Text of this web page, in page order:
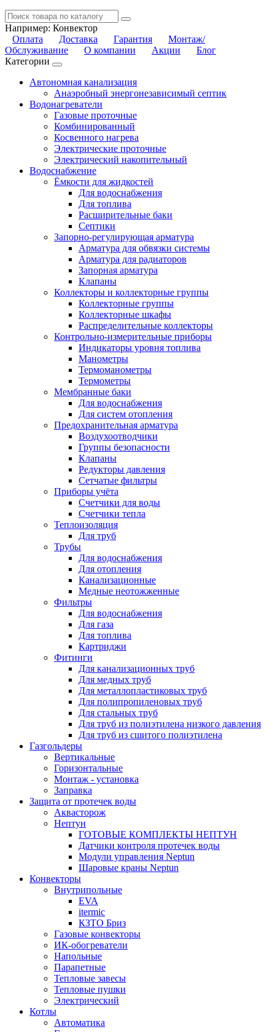
Например: Конвектор
Оплата
Доставка Гарантия
Монтаж/
Обслуживание
О компании Акции
Блог
Категории
Автономная канализация
Анаэробный энергонезависимый септик
Водонагреватели
Газовые проточные
Комбинированный
Косвенного нагрева
Электрические проточные
Электрический накопительный
Водоснабжение
Ёмкости для жидкостей
Для водоснабжения
Для топлива
Расширительные баки
Септики
Запорно-регулирующая арматура
Арматура для обвязки системы
Арматура для радиаторов
Запорная арматура
Клапаны
Коллекторы и коллекторные группы
Коллекторные группы
Коллекторные шкафы
Распределительные коллекторы
Контрольно-измерительные приборы
Индикаторы уровня топлива
Манометры
Термоманометры
Термометры
Мембранные баки
Для водоснабжения
Для систем отопления
Предохранительная арматура
Воздухоотводчики
Группы безопасности
Клапаны
Редукторы давления
Сетчатые фильтры
Приборы учёта
Счетчики для воды
Счетчики тепла
Теплоизоляция
Для труб
Трубы
Для водоснабжения
Для отопления
Канализационные
Медные неотожженные
Фильтры
Для водоснабжения
Для газа
Для топлива
Картриджи
Фитинги
Для канализационных труб
Для медных труб
Для металлопластиковых труб
Для полипропиленовых труб
Для стальных труб
Для труб из полиэтилена низкого давления
Для труб из сшитого полиэтилена
Газгольдеры
Вертикальные
Горизонтальные
Монтаж - установка
Заправка
Защита от протечек воды
Аквасторож
Нептун
ГОТОВЫЕ КОМПЛЕКТЫ НЕПТУН
Датчики контроля протечек воды
Модули управления Neptun
Шаровые краны Neptun
Конвекторы
Внутрипольные
EVA
itermic
КЗТО Бриз
Газовые конвекторы
ИК-обогреватели
Напольные
Парапетные
Тепловые завесы
Тепловые пушки
Электрический
Котлы
Автоматика